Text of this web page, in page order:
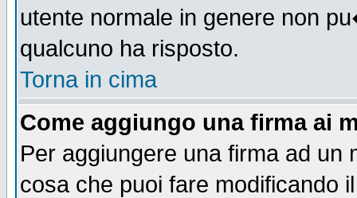
utente normale in genere non
qualcuno ha risposto.
Torna in cima
Come aggiungo una firma ai
Per aggiungere una firma ad un
cosa che puoi fare modificando